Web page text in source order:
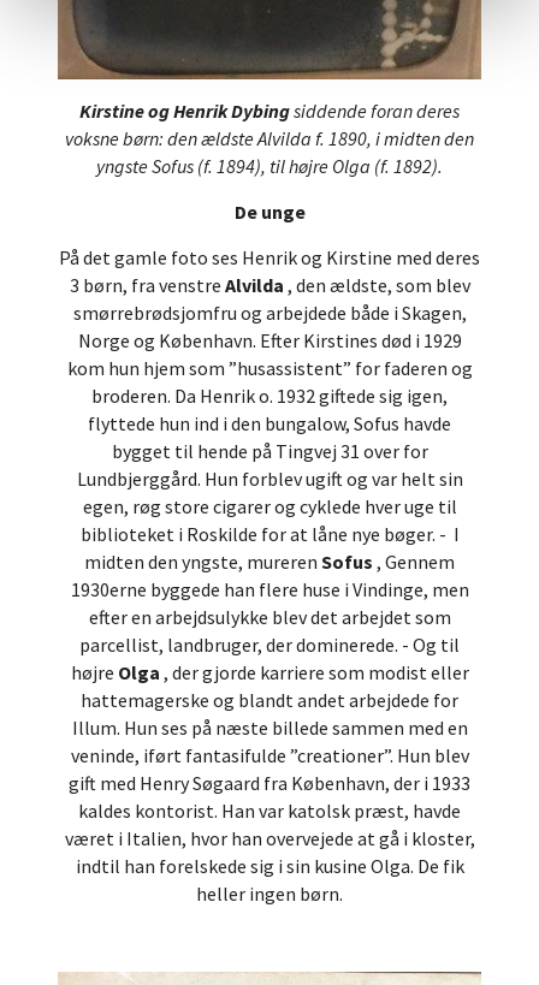
Kirstine og Henrik Dybingsiddende foran deres
voksne børn: den ældste Alvilda f. 1890, i midten den
yngste Sofus (f. 1894), til højre Olga (f. 1892).
De unge
På det gamle foto ses Henrik og Kirstine med deres
3 børn, fra venstre Alvilda , den ældste, som blev
smørrebrødsjomfru og arbejdede både i Skagen,
Norge og København. Efter Kirstines død i 1929
kom hun hjem som ”husassistent” for faderen og
broderen. Da Henrik o. 1932 giftede sig igen,
flyttede hun ind i den bungalow, Sofus havde
bygget til hende på Tingvej 31 over for
Lundbjerggård. Hun forblev ugift og var helt sin
egen, røg store cigarer og cyklede hver uge til
biblioteket i Roskilde for at låne nye bøger. - I
midten den yngste, mureren Sofus , Gennem
1930erne byggede han flere huse i Vindinge, men
efter en arbejdsulykke blev det arbejdet som
parcellist, landbruger, der dominerede. - Og til
højre Olga , der gjorde karriere som modist eller
hattemagerske og blandt andet arbejdede for
Illum. Hun ses på næste billede sammen med en
veninde, iført fantasifulde ”creationer”. Hun blev
gift med Henry Søgaard fra København, der i 1933
kaldes kontorist. Han var katolsk præst, havde
været i Italien, hvor han overvejede at gå i kloster,
indtil han forelskede sig i sin kusine Olga. De fik
heller ingen børn.